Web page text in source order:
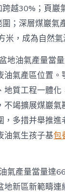
越30%；頁巖
；深層煤巖氣
米，成為自然氣
地油氣產量當
油氣產區位置。
地質工程一體化
不竭擴展煤巖氣
多措并舉推進
油氣生孩子基包
氣產量當量達
地新區新範疇連